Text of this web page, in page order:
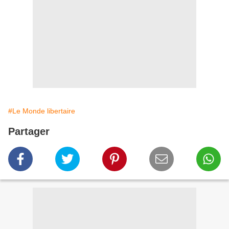
#Le Monde libertaire
Partager